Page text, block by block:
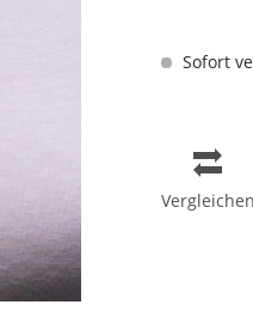
Sofort
Vergleichen